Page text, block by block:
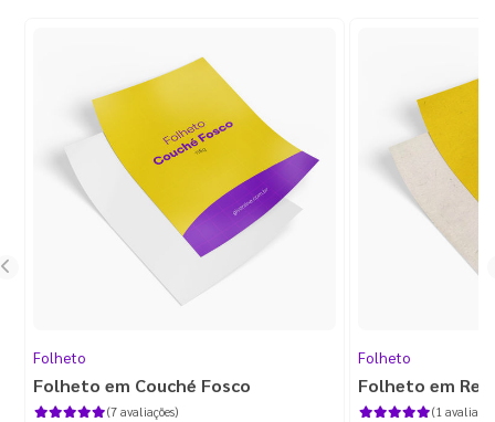
Folheto
Folheto em Couché Fosco
(7 avaliações)
Folheto
Folheto em
(1